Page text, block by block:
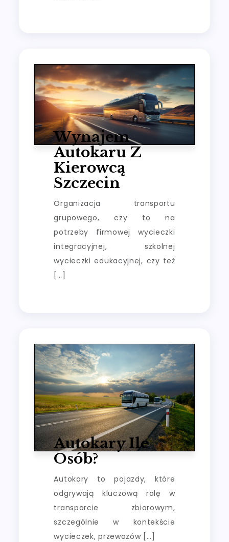
Wynajem
Autokaru Z
Kierowcą
Szczecin
Organizacja transportu
grupowego, czy to na
potrzeby firmowej wycieczki
integracyjnej, szkolnej
wycieczki edukacyjnej, czy też
[…]
Autokary Ile
Osób?
Autokary to pojazdy, które
odgrywają kluczową rolę w
transporcie zbiorowym,
szczególnie w kontekście
wycieczek, przewozów […]